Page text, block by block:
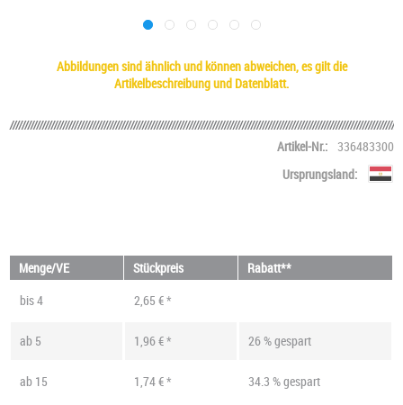
Abbildungen sind ähnlich und können abweichen, es gilt die
Artikelbeschreibung und Datenblatt.
Artikel-Nr.:
336483300
Ursprungsland:
Menge/VE Stückpreis
Rabatt**
bis4 2,65 € *
ab 5 1,96 € * 26 % gespart
ab 15 1,74 € *
34.3 % gespart